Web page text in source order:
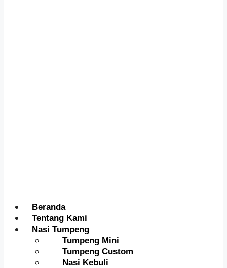
Menu
Beranda
Tentang Kami
Nasi Tumpeng
Tumpeng Mini
Tumpeng Custom
Nasi Kebuli